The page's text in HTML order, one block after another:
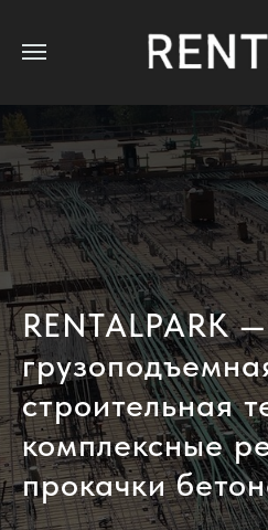
RENTALPARK —
строительная
комплексные
прокачки